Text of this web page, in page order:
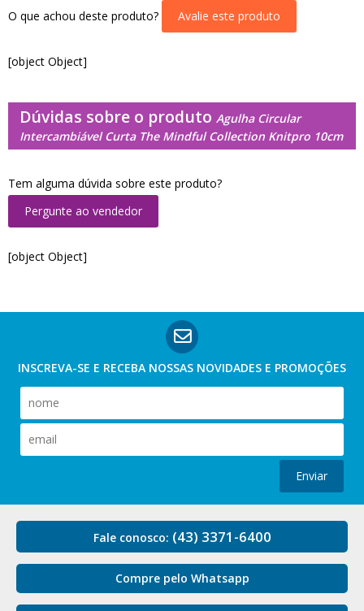
O que achou deste produto? Avalie este produto
[object Object]
Dúvidas sobre o produto Agulha Circular
Intercambiável Curta The Mindful Collection Knitpro 10cm
Tem alguma dúvida sobre este produto?
Pergunte ao vendedor
[object Object]
INSCREVA-SE E RECEBA NOSSAS NOVIDADES E PROMOÇÕES
Enviar
Fale conosco: (43) 3371-6400
Compre pelo Whatsapp